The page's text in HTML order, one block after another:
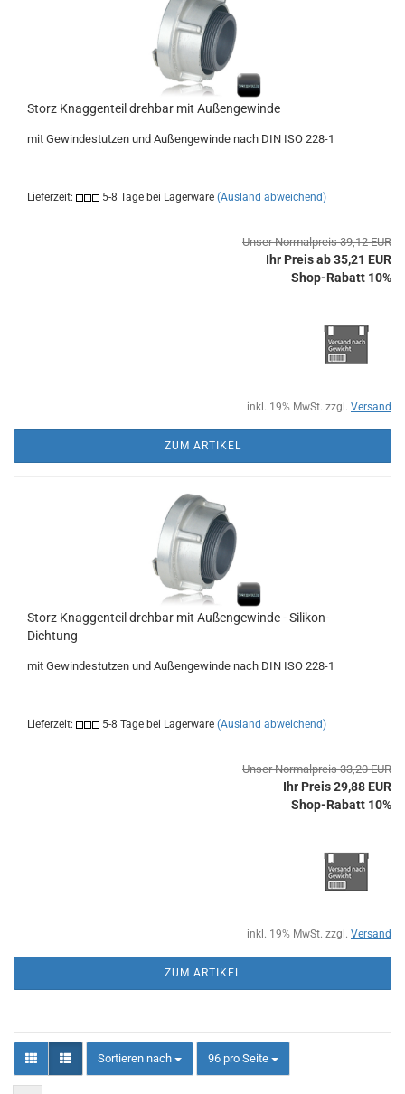
Storz Knaggenteil drehbar mit Außengewinde
mit Gewindestutzen und Außengewinde nach DIN ISO 228-1
Lieferzeit: 5-8 Tage bei Lagerware (Ausland abweichend)
Unser Normalpreis 39,12 EUR
Ihr Preis ab 35,21 EUR
Shop-Rabatt 10%
inkl. 19% MwSt. zzgl. Versand
ZUM ARTIKEL
Storz Knaggenteil drehbar mit Außengewinde - Silikon-
Dichtung
mit Gewindestutzen und Außengewinde nach DIN ISO 228-1
Lieferzeit: 5-8 Tage bei Lagerware (Ausland abweichend)
Unser Normalpreis 33,20 EUR
Ihr Preis 29,88 EUR
Shop-Rabatt 10%
inkl. 19% MwSt. zzgl. Versand
ZUM ARTIKEL
Sortieren nach
Sortieren nach 96 pro Seite
pro Seite